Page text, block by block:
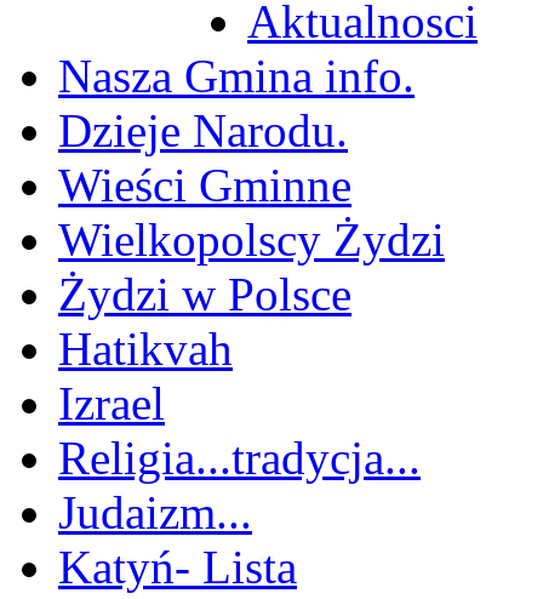
Aktualnosci
Nasza Gmina info.
Dzieje Narodu.
Wieści Gminne
Wielkopolscy Żydzi
Żydzi w Polsce
Hatikvah
Izrael
Religia...tradycja...
Judaizm...
Katyń- Lista